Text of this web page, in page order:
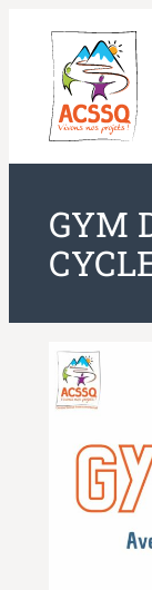
contenu
GYM